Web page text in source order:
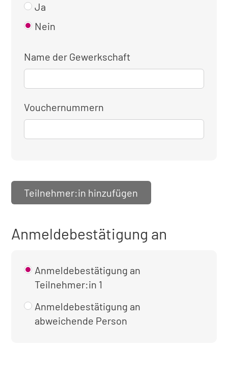
Ja
Nein
Name der Gewerkschaft
Vouchernummern
Teilnehmer:in hinzufügen
Anmeldebestätigung an
Anmeldebestätigung an
Teilnehmer:in 1
Anmeldebestätigung an
abweichende Person